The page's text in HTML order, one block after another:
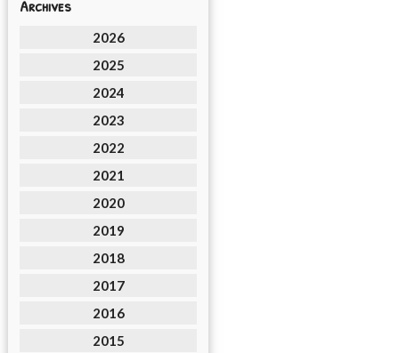
Archives
2026
2025
2024
2023
2022
2021
2020
2019
2018
2017
2016
2015